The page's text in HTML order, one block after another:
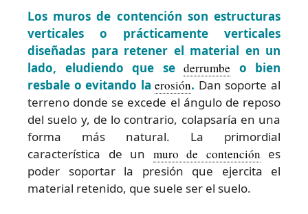
Los muros de contención son estructuras
verticales o prácticamente verticales
diseñadas para retener el material en un
lado, eludiendo que se derrumbe o bien
resbale o evitando laerosión. Dan soporte al
terreno donde se excede el ángulo de reposo
del suelo y, de lo contrario, colapsaría en una
forma más natural. La primordial
característica de un muro de contención es
poder soportar la presión que ejercita el
material retenido, que suele ser el suelo.